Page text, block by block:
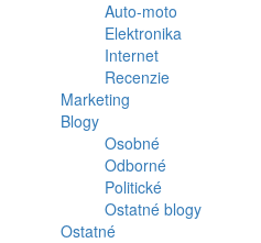
Auto-moto
Elektronika
Internet
Recenzie
Marketing
Blogy
Osobné
Odborné
Politické
Ostatné blogy
Ostatné